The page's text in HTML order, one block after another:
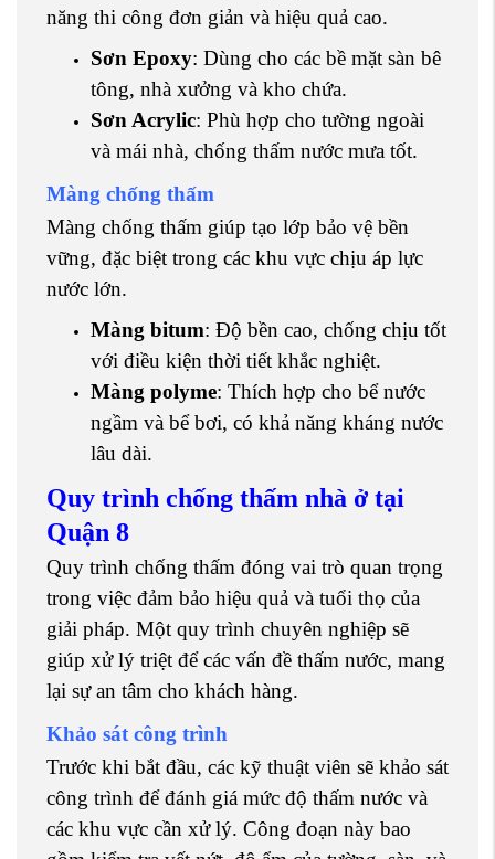
năng thi công đơn giản và hiệu quả cao.
Sơn Epoxy: Dùng cho các bề mặt sàn bê
tông, nhà xưởng và kho chứa.
Sơn Acrylic: Phù hợp cho tường ngoài
và mái nhà, chống thấm nước mưa tốt.
Màng chống thấm
Màng chống thấm giúp tạo lớp bảo vệ bền
vững, đặc biệt trong các khu vực chịu áp lực
nước lớn.
Màng bitum: Độ bền cao, chống chịu tốt
với điều kiện thời tiết khắc nghiệt.
Màng polyme: Thích hợp cho bể nước
ngầm và bể bơi, có khả năng kháng nước
lâu dài.
Quy trình chống thấm nhà ở tại
Quận 8
Quy trình chống thấm đóng vai trò quan trọng
trong việc đảm bảo hiệu quả và tuổi thọ của
giải pháp. Một quy trình chuyên nghiệp sẽ
giúp xử lý triệt để các vấn đề thấm nước, mang
lại sự an tâm cho khách hàng.
Khảo sát công trình
Trước khi bắt đầu, các kỹ thuật viên sẽ khảo sát
công trình để đánh giá mức độ thấm nước và
các khu vực cần xử lý. Công đoạn này bao